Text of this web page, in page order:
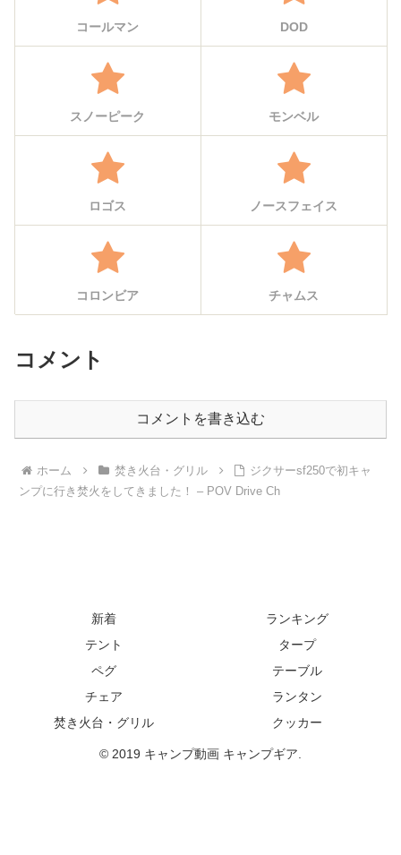
コールマン DOD
スノーピーク モンベル
ロゴス ノースフェイス
コロンビア チャムス
コメント
コメントを書き込む
ホーム 焚き火台・グリル
ジクサーsf250で初キャ
ンプに行き焚火をしてきました！ – POV Drive Ch
新着
ランキング
テント
タープ
ペグ
テーブル
チェア
ランタン
焚き火台・グリル
クッカー
© 2019 キャンプ動画 キャンプギア.